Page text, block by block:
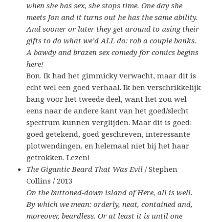
when she has sex, she stops time. One day she
meets Jon and it turns out he has the same ability.
And sooner or later they get around to using their
gifts to do what we’d ALL do: rob a couple banks.
A bawdy and brazen sex comedy for comics begins
here!
Bon. Ik had het gimmicky verwacht, maar dit is
echt wel een goed verhaal. Ik ben verschrikkelijk
bang voor het tweede deel, want het zou wel
eens naar de andere kant van het goed/slecht
spectrum kunnen verglijden. Maar dit is goed:
goed getekend, goed geschreven, interessante
plotwendingen, en helemaal niet bij het haar
getrokken. Lezen!
The Gigantic Beard That Was Evil / Stephen
Collins / 2013
On the buttoned-down island of Here, all is well.
By which we mean: orderly, neat, contained and,
moreover, beardless. Or at least it is until one